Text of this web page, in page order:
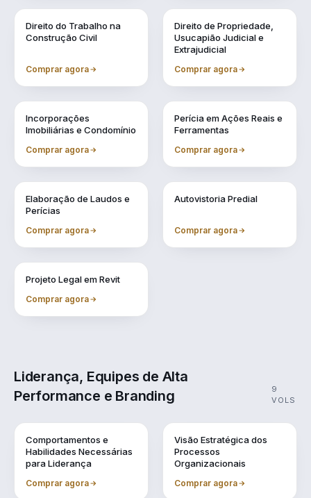
Direito do Trabalho na
Construção Civil
Comprar agora
Direito de Propriedade,
Usucapião Judicial e
Extrajudicial
Comprar agora
Incorporações
Imobiliárias e Condomínio
Comprar agora
Vol. 7
Perícia em Ações Reais e
Ferramentas
Comprar agora
Elaboração de Laudos e
Perícias
Comprar agora
Autovistoria Predial
Comprar agora
Projeto Legal em Revit
Comprar agora
Liderança, Equipes de Alta
Performance e Branding
9
VOLS
Comportamentos e
Habilidades Necessárias
para Liderança
Comprar agora
Visão Estratégica dos
Processos
Organizacionais
Comprar agora